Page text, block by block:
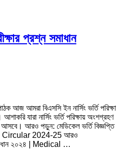
প্রশ্ন সমাধান
আজ আমরা বিএসসি ইন নার্সিং ভর্তি পরিক্ষা
যারা নার্সিং ভর্তি পরিক্ষায় অংশগ্রহণ
আসবে। আরও পড়ুন: মেডিকেল ভর্তি বিজ্ঞপ্তি
Circular 2024-25 আরও
২০২৪ | Medical …